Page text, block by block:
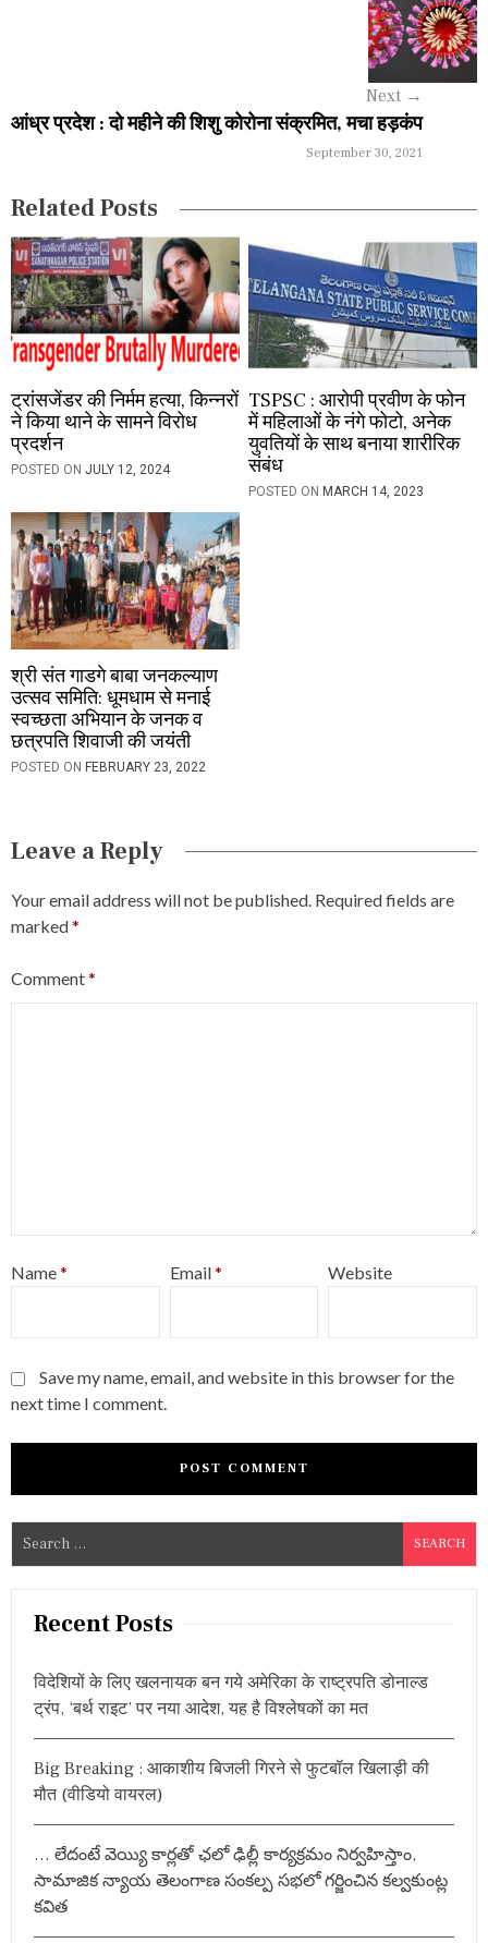
g
t
i
o
n
Next →
आंध्र प्रदेश : दो महीने की शिशु कोरोना संक्रमित, मचा हड़कंप
September 30, 2021
Related Posts
ट्रांसजेंडर की निर्मम हत्या, किन्नरों
ने किया थाने के सामने विरोध
प्रदर्शन
POSTED ON JULY 12, 2024
TSPSC : आरोपी प्रवीण के फोन
में महिलाओं के नंगे फोटो, अनेक
युवतियों के साथ बनाया शारीरिक
संबंध
POSTED ONMARCH 14, 2023
श्री संत गाडगे बाबा जनकल्याण
उत्सव समिति: धूमधाम से मनाई
स्वच्छता अभियान के जनक व
छत्रपति शिवाजी की जयंती
POSTED ON FEBRUARY 23, 2022
Leave a Reply
Your email address will not be published. Required fields are
marked*
Comment*
Name* Email* Website
Save my name, email, and website in this browser for the
next time I comment.
a
Recent Posts
विदेशियों के लिए खलनायक बन गये अमेरिका के राष्ट्रपति डोनाल्ड
ट्रंप, ‘बर्थ राइट’ पर नया आदेश, यह है विश्लेषकों का मत
Big Breaking : आकाशीय बिजली गिरने से फुटबॉल खिलाड़ी की
मौत (वीडियो वायरल)
… లేదంటే వెయ్యి కార్లతో ఛలో ఢిల్లీ కార్యక్రమం నిర్వహిస్తాం,
సామాజిక న్యాయ తెలంగాణ సంకల్ప సభలో గర్జించిన కల్వకుంట్ల
కవిత